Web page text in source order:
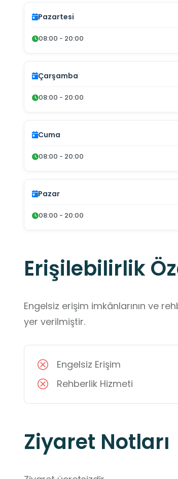
Pazartesi
08:00 - 20:00
Çarşamba
08:00 - 20:00
Cuma
08:00 - 20:00
Pazar
08:00 - 20:00
Erişilebilirlik
Engelsiz erişim imkânlarının ve
yer verilmiştir.
Engelsiz Erişim
Rehberlik Hizmeti
Ziyaret Notları